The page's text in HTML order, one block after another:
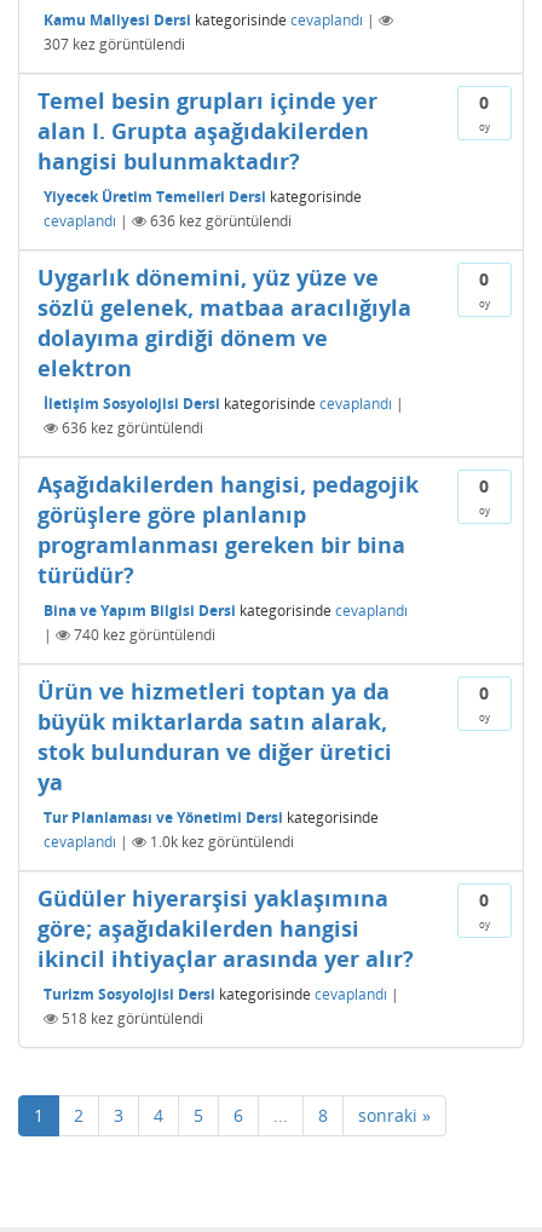
Kamu Maliyesi Dersi kategorisinde cevaplandı |
307 kez görüntülendi
0
oy
Temel besin grupları içinde yer
alan I. Grupta aşağıdakilerden
hangisi bulunmaktadır?
Yiyecek Üretim Temelleri Dersi kategorisinde
cevaplandı | 636 kez görüntülendi
0
oy
Uygarlık dönemini, yüz yüze ve
sözlü gelenek, matbaa aracılığıyla
dolayıma girdiği dönem ve
elektron
İletişim Sosyolojisi Dersi kategorisinde cevaplandı |
636 kez görüntülendi
0
oy
Aşağıdakilerden hangisi, pedagojik
görüşlere göre planlanıp
programlanması gereken bir bina
türüdür?
Bina ve Yapım Bilgisi Dersi kategorisinde cevaplandı
|
740 kez görüntülendi
0
oy
Ürün ve hizmetleri toptan ya da
büyük miktarlarda satın alarak,
stok bulunduran ve diğer üretici
ya
Tur Planlaması ve Yönetimi Dersi kategorisinde
cevaplandı | 1.0k kez görüntülendi
0
oy
Güdüler hiyerarşisi yaklaşımına
göre; aşağıdakilerden hangisi
ikincil ihtiyaçlar arasında yer alır?
Turizm Sosyolojisi Dersi kategorisinde cevaplandı |
518 kez görüntülendi
1 2 3 4 5 6 ... 8 sonraki »